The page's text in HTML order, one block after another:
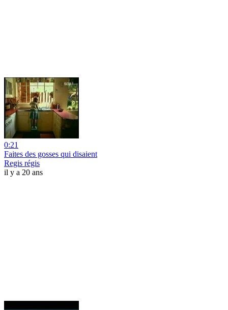
0:21
Faites des gosses qui disaient
Regis régis
il y a 20 ans